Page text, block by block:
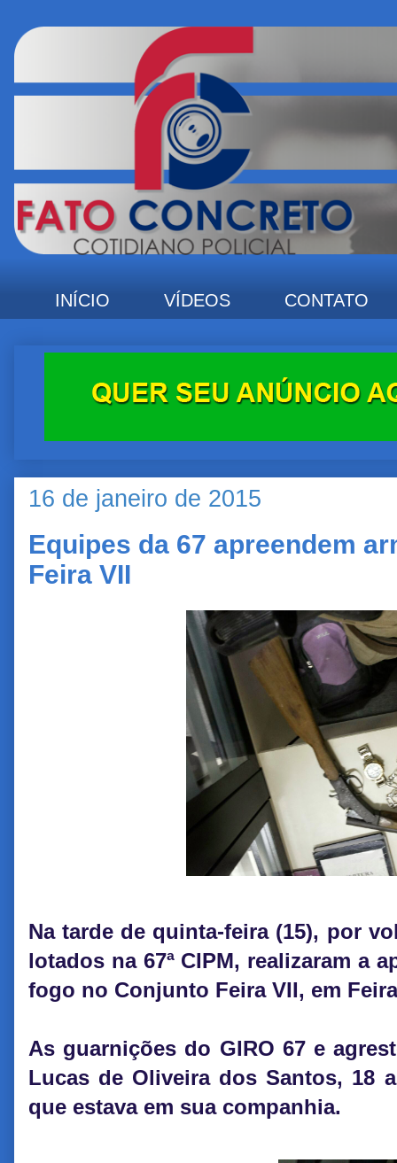
INÍCIO VÍDEOS CONTATO
16 de janeiro de 2015
Equipes da 67 apreendem
Feira VII
Na tarde de quinta-feira (15), por
lotados na 67ª CIPM, realizaram a
fogo no Conjunto Feira VII, em
As guarnições do GIRO 67 e
Lucas de Oliveira dos Santos, 18
que estava em sua companhia.